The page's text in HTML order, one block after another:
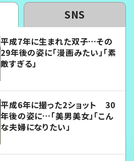
SNS
平成7年に生まれた双子…その
29年後の姿に「漫画みたい」「素
敵すぎる」
平成6年に撮った2ショット 30
年後の姿に…「美男美女」「こん
な夫婦になりたい」